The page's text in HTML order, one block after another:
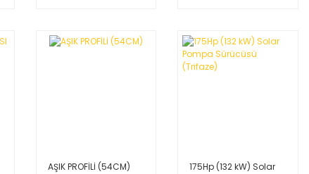
AŞIK PROFİLİ (54CM)
175Hp (132 kW) Solar